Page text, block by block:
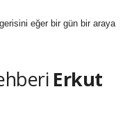
eğer bir gün bir araya
Erkut